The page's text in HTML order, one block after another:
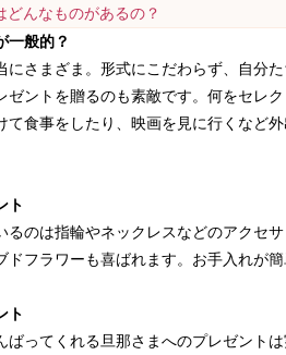
んなものがあるの？
一般的？
にさまざま。形式にこだわらず、自分
ゼントを贈るのも素敵です。何をセレ
て食事をしたり、映画を見に行くなど
ト
るのは指輪やネックレスなどのアクセ
ドフラワーも喜ばれます。お手入れが
ト
ばってくれる旦那さまへのプレゼント